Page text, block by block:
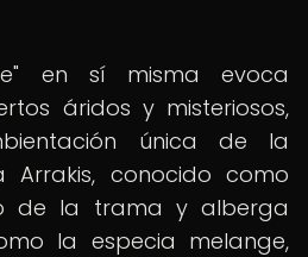
en sí misma evoca
áridos y misteriosos,
única de la
Arrakis, conocido como
de la trama y alberga
la especia melange,